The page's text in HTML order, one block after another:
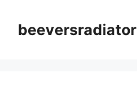
beeversradiator